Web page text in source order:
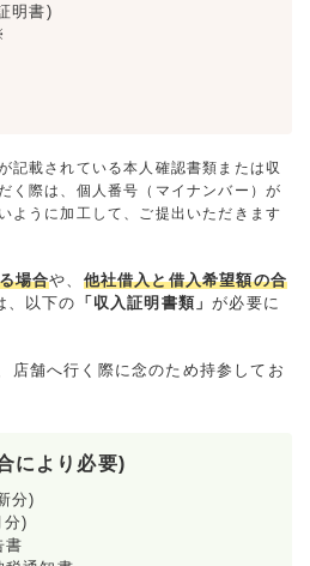
明書)
記載されている本人確認書類または収
く際は、個人番号（マイナンバー）が
ように加工して、ご提出いただきます
場合や、 他社借入と借入希望額の合
、以下の 「収入証明書類」が必要に
店舗へ行く際に念のため持参してお
により必要)
分)
分)
書